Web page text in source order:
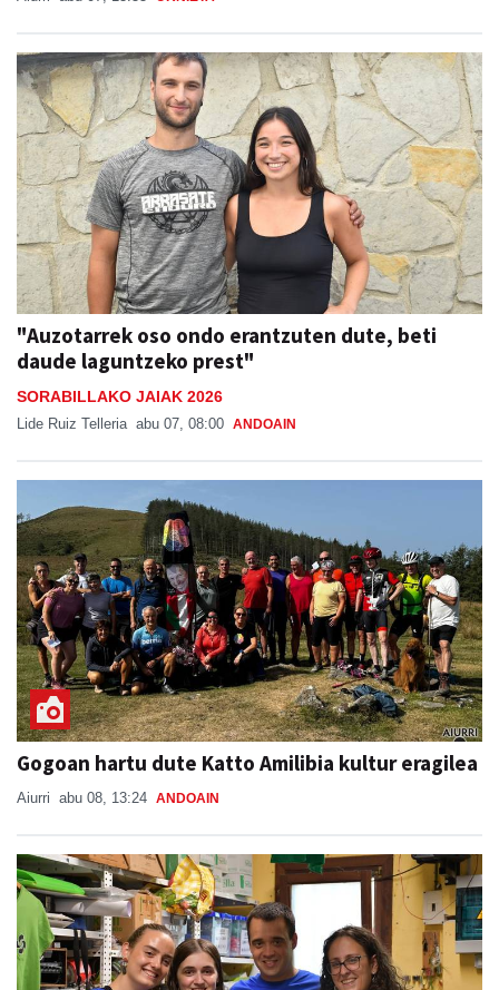
"Auzotarrek oso ondo erantzuten dute, beti
daude laguntzeko prest"
SORABILLAKO JAIAK 2026
Lide Ruiz Telleria abu 07, 08:00 ANDOAIN
Gogoan hartu dute Katto Amilibia kultur eragilea
Aiurri abu 08, 13:24 ANDOAIN